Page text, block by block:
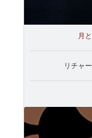
月
リチャ